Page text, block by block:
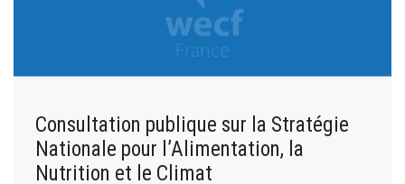
Consultation publique sur la Stratégie
Nationale pour l’Alimentation, la
Nutrition et le Climat